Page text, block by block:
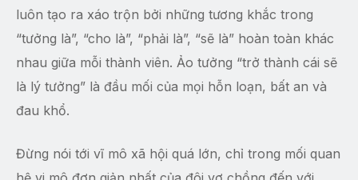
luôn tạo ra xáo trộn bởi những tương khắc trong
“tưởng là”, “cho là”, “phải là”, “sẽ là” hoàn toàn khác
nhau giữa mỗi thành viên. Ảo tưởng “trở thành cái sẽ
là lý tưởng” là đầu mối của mọi hỗn loạn, bất an và
đau khổ.
Đừng nói tới vĩ mô xã hội quá lớn, chỉ trong mối quan